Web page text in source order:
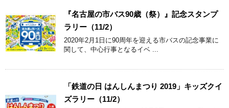
『名古屋の市バス90歳（祭）』記念スタンプ
ラリー（11/2）
2020年2月1日に90周年を迎える市バスの記念事業に
関して、中心行事となるイベ ...
「鉄道の日 はんしんまつり 2019」キッズクイ
ズラリー（11/2）